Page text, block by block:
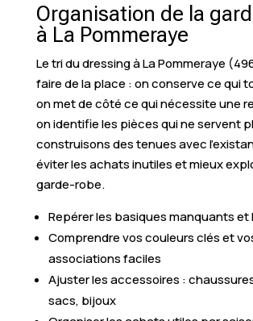
Organisation de la
à La Pommeraye
Le tri du dressing à La Pommeraye
faire de la place : on conserve ce qui
on met de côté ce qui nécessite une
on identifie les pièces qui ne servent
construisons des tenues avec
éviter les achats inutiles et mieux
garde-robe.
Repérer les basiques manquants et
Comprendre vos couleurs clés et
associations faciles
Ajuster les accessoires :
sacs, bijoux